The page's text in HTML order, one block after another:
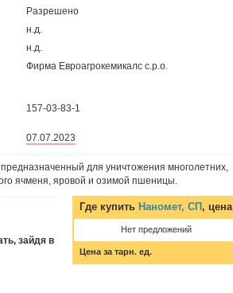
Разрешено
н.д.
н.д.
Фирма Евроагрокемикалс с.р.о.
157-03-83-1
07.07.2023
для уничтожения многолетних,
ячменя, яровой и озимой пшеницы.
Где купить Наномет, СП , цена
Нет предложений
Цена за тарн. ед.
зайдя в